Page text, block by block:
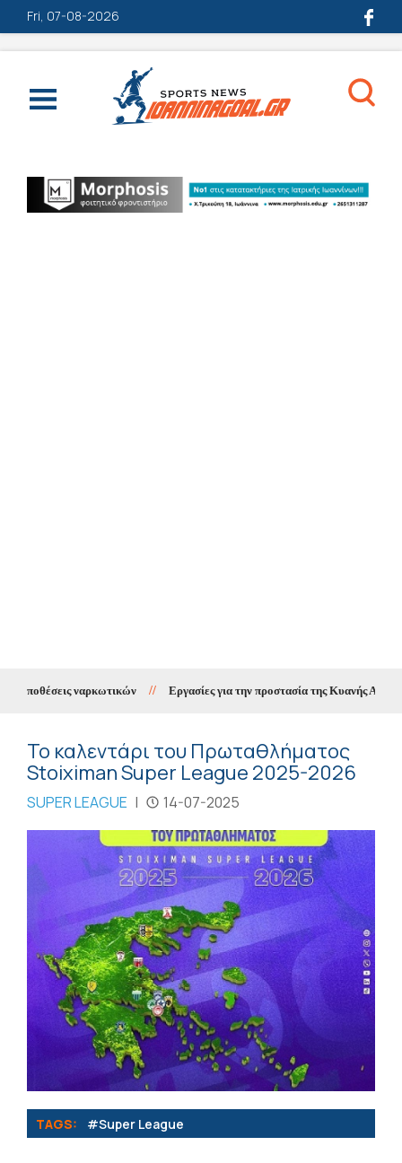
Fri, 07-08-2026
ναρκωτικών // Εργασίες για την προστασία της Κυανής Ακτής
Το καλεντάρι του Πρωταθλήματος
Stoiximan Super League 2025-2026
SUPER LEAGUE | 14-07-2025
TAGS: #Super League